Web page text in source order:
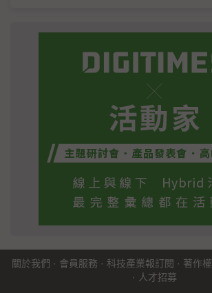
關於我們 · 會員服務 · 科技產業報訂閱 · 著作權
· 人才招募